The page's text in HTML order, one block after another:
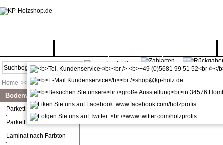
Home >> Bodenwelt >> Laminat nach Dekorart >> Buche
Bodenwelt
Parkett nach Farbton
Parkett nach Holzart
Laminat nach Farbton